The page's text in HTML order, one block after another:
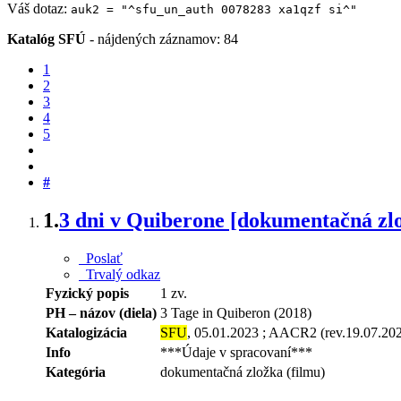
Váš dotaz: auk2 = "^sfu_un_auth 0078283 xa1qzf si^"
Katalóg SFÚ - nájdených záznamov: 84
1
2
3
4
5
#
1.3 dni v Quiberone [dokumentačná
Poslať
Trvalý odkaz
Fyzický popis
1 zv.
PH – názov (diela) 3 Tage in Quiberon (2018)
Katalogizácia
SFU, 05.01.2023 ; AACR2
Info
***Údaje v spracovaní***
Kategória
dokumentačná zložka (filmu)